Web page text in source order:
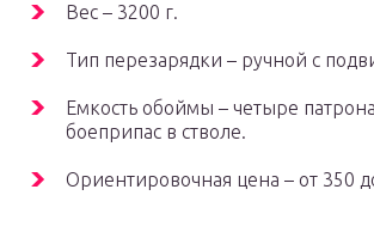
Вес – 3200 г.
Тип перезарядки – ручной с
Емкость обоймы – четыре
боеприпас в стволе.
Ориентировочная цена – от 350